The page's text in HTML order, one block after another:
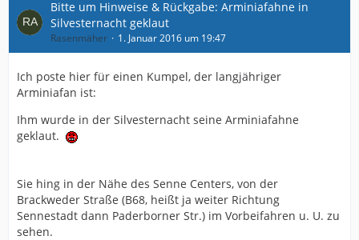
Bitte um Hinweise & Rückgabe: Arminiafahne in
Silvesternacht geklaut
Rasenmäher 1. Januar 2016 um 19:47
Ich poste hier für einen Kumpel, der langjähriger
Arminiafan ist:
Ihm wurde in der Silvesternacht seine Arminiafahne
geklaut.
Sie hing in der Nähe des Senne Centers, von der
Brackweder Straße (B68, heißt ja weiter Richtung
Sennestadt dann Paderborner Str.) im Vorbeifahren u. U. zu
sehen.